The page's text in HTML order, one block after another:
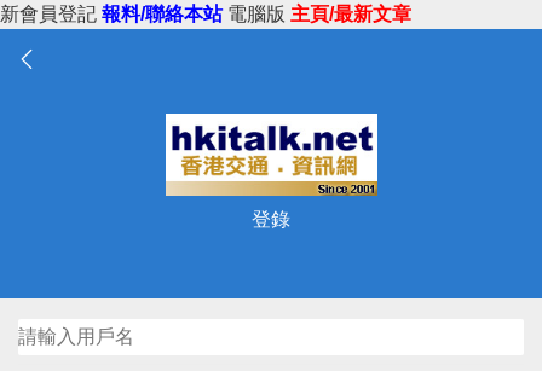
新會員登記 報料/聯絡本站 電腦版 主頁/最新文章
登錄